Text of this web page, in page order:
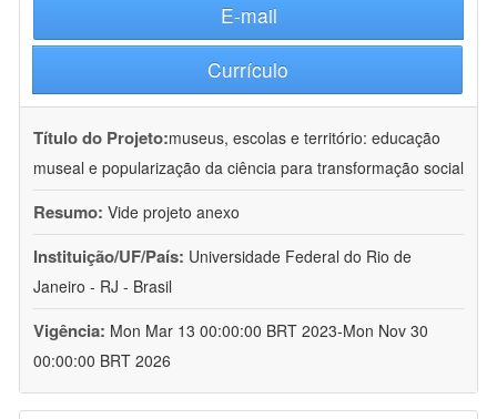
E-mail
Currículo
Título do Projeto:museus, escolas e território: educação
museal e popularização da ciência para transformação social
Resumo: Vide projeto anexo
Instituição/UF/País: Universidade Federal do Rio de
Janeiro - RJ - Brasil
Vigência: Mon Mar 13 00:00:00 BRT 2023-Mon Nov 30
00:00:00 BRT 2026